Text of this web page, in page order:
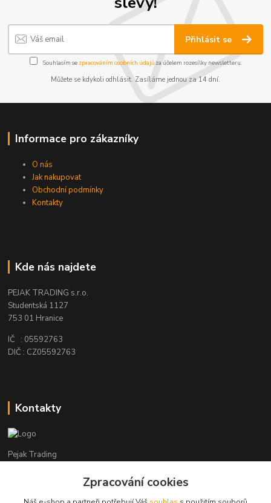
Přihlásit se
Souhlasím se zpracováním osobních údajůza účelem rozesílky newsletteru.
Můžete se kdykoli odhlásit. Zasíláme jednou za 14 dní.
Informace pro zákazníky
O nás
Jak nakupovat
Obchodní podmínky
Kontakty
Kde nás najdete
PEJAK TRADING s.r.o.
Studentská 1127
753 01 Hranice
IČ : 05592763
DIČ : CZ05592763
Kontakty
Pejak Trading
+ 420 724 280 132
(Po-Pá, 8-16 hod.)
Zpracování cookies